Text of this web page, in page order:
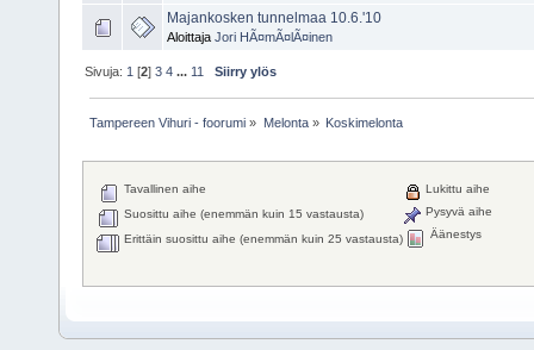
Majankosken tunnelmaa 10.6.'10
Aloittaja Jori HÃ¤mÃ¤lÃ¤inen
Sivuja:1 [2]3 4 ...11 Siirry ylös
Tampereen Vihuri - foorumi » Melonta» Koskimelonta
Tavallinen aihe
Suosittu aihe (enemmän kuin 15 vastausta)
Erittäin suosittu aihe (enemmän kuin 25 vastausta)
Lukittu aihe
Pysyvä aihe
Äänestys